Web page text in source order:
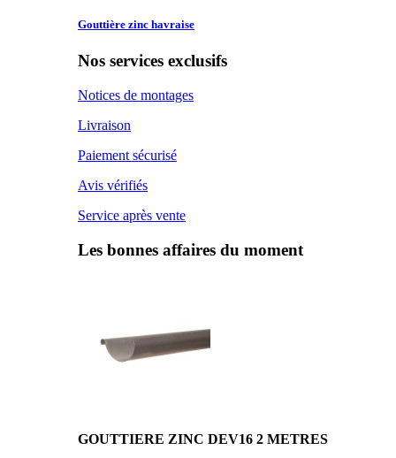
Gouttière zinc havraise
Nos services exclusifs
Notices de montages
Livraison
Paiement sécurisé
Avis vérifiés
Service après vente
Les bonnes affaires du moment
GOUTTIERE ZINC DEV16 2 METRES